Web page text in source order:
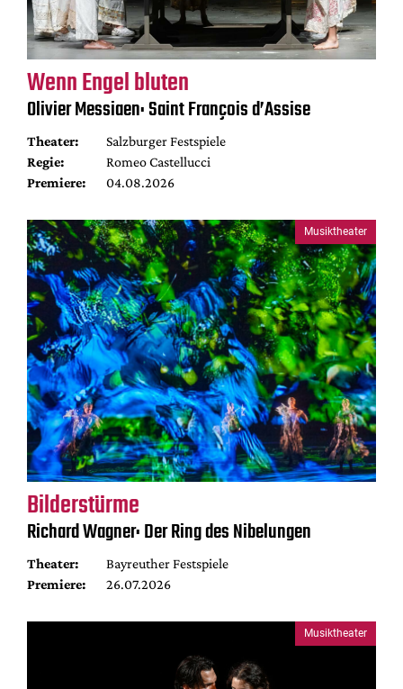
Wenn Engel bluten
Olivier Messiaen: Saint François d’Assise
Theater:
Salzburger Festspiele
Regie:
Romeo Castellucci
Premiere:
04.08.2026
Musiktheater
Bilderstürme
Richard Wagner: Der Ring des Nibelungen
Theater:
Bayreuther Festspiele
Premiere:
26.07.2026
Musiktheater